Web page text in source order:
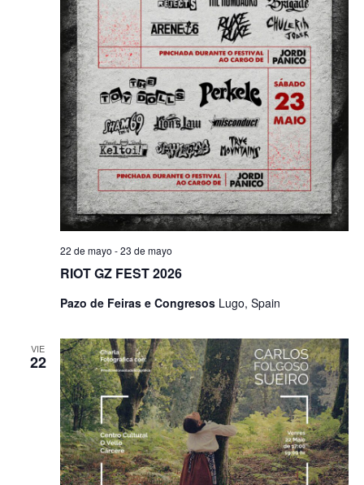
RIOT GZ FEST 2026
22 de mayo -23 de mayo
Pazo de Feiras e Congresos Lugo, Spain
VIE
22